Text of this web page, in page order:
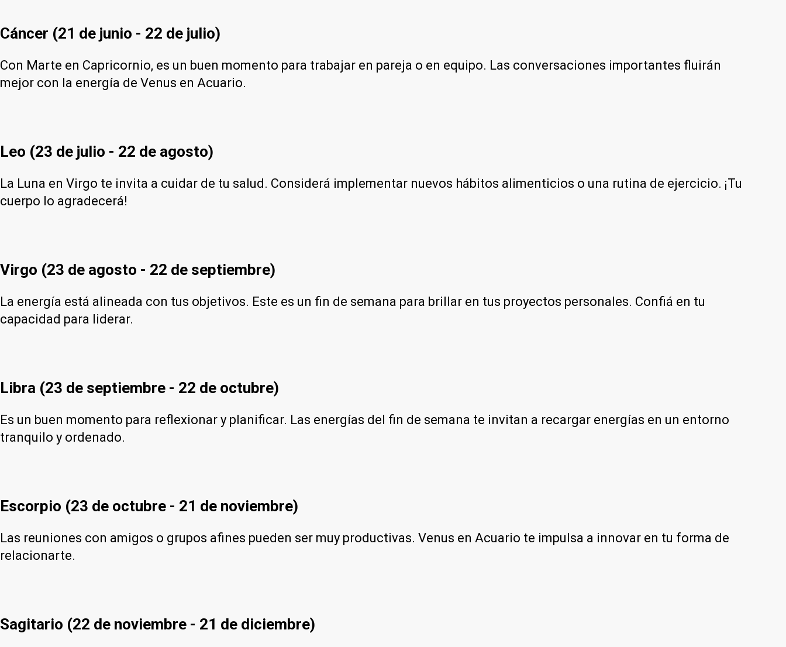
Cáncer (21 de junio - 22 de julio)
Con Marte en Capricornio, es un buen momento para trabajar en pareja o en equipo. Las conversaciones importantes fluirán
mejor con la energía de Venus en Acuario.
Leo (23 de julio - 22 de agosto)
La Luna en Virgo te invita a cuidar de tu salud. Considerá implementar nuevos hábitos alimenticios o una rutina de ejercicio. ¡Tu
cuerpo lo agradecerá!
Virgo (23 de agosto - 22 de septiembre)
La energía está alineada con tus objetivos. Este es un fin de semana para brillar en tus proyectos personales. Confiá en tu
capacidad para liderar.
Libra (23 de septiembre - 22 de octubre)
Es un buen momento para reflexionar y planificar. Las energías del fin de semana te invitan a recargar energías en un entorno
tranquilo y ordenado.
Escorpio (23 de octubre - 21 de noviembre)
Las reuniones con amigos o grupos afines pueden ser muy productivas. Venus en Acuario te impulsa a innovar en tu forma de
relacionarte.
Sagitario (22 de noviembre - 21 de diciembre)